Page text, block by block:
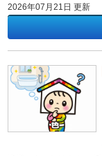
2026年07月21日 更新